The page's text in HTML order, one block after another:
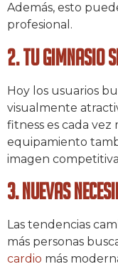
Además, esto
profesional.
2. Tu gimnasio
Hoy los usuarios
visualmente
fitness es cada vez
equipamiento
imagen
3. Nuevas
Las tendencias
más personas
cardio más